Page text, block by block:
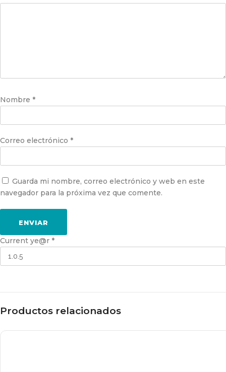
Nombre *
Correo electrónico *
Guarda mi nombre, correo electrónico y web en este
navegador para la próxima vez que comente.
Current ye@r *
Productos relacionados